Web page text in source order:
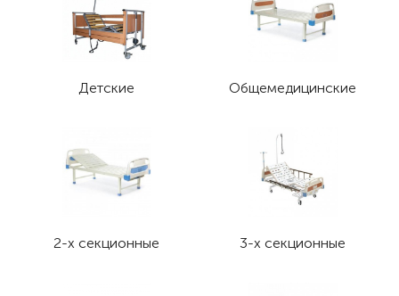
Детские Общемедицинские
2-х секционные 3-х секционные